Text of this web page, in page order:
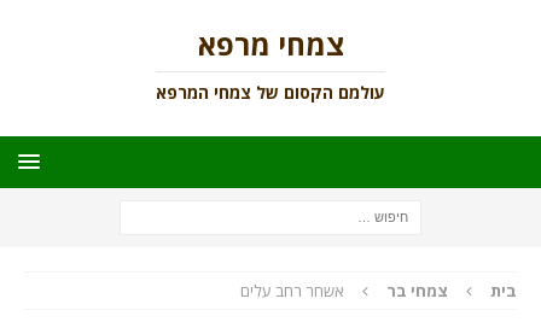
צמחי מרפא
עולמם הקסום של צמחי המרפא
בית צמחי בר אשחר רחב עלים